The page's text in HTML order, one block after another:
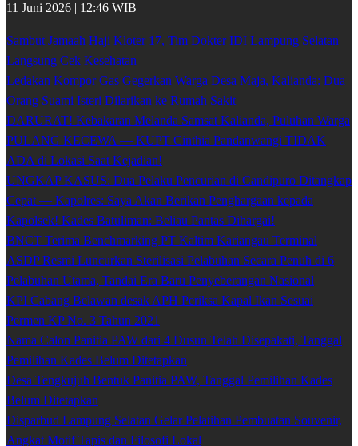
11 Juni 2026 | 12:46 WIB
Sambut Jamaah Haji Kloter 17, Tim Dokter IDI Lampung Selatan
Langsung Cek Kesehatan
Ledakan Kompor Gas Gegerkan Warga Desa Maja, Kalianda: Dua
Orang Suami Isteri Dilarikan ke Rumah Sakit
DARURAT! Kebakaran Melanda Samsat Kalianda, Puluhan Warga
PULANG KECEWA — KUPT Cinthia Pandanwangi TIDAK
ADA di Lokasi Saat Kejadian!
UNGKAP KASUS: Dua Pelaku Pencurian di Candipuro Ditangkap
Cepat — Kapolres: Saya Akan Berikan Penghargaan kepada
Kapolsek! Kades Batuliman: Beliau Pantas Dihargai!
BNCT Terima Benchmarking PT Kaltim Kariangau Terminal
ASDP Resmi Luncurkan Sterilisasi Pelabuhan Secara Penuh di 6
Pelabuhan Utama, Tandai Era Baru Penyeberangan Nasional
KPI Cabang Belawan desak APH Periksa Kapal Ikan Sesuai
Permen KP No. 3 Tahun 2021
Nama Calon Panitia PAW dari 4 Dusun Telah Disepakati, Tanggal
Pemilihan Kades Belum Ditetapkan
Desa Tengkujuh Bentuk Panitia PAW, Tanggal Pemilihan Kades
Belum Ditetapkan
Disparbud Lampung Selatan Gelar Pelatihan Pembuatan Souvenir,
Angkat Motif Tapis dan Filosofi Lokal